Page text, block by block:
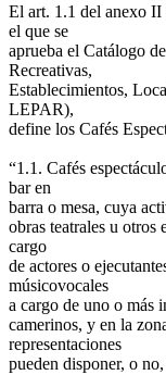
El art. 1.1 del anexo
el que se
aprueba el Catálogo
Recreativas,
Establecimientos,
LEPAR),
define los Cafés
“1.1. Cafés
bar en
barra o mesa, cuya
obras teatrales u otros
cargo
de actores o
músicovocales
a cargo de uno o más
camerinos, y en la
representaciones
pueden disponer, o